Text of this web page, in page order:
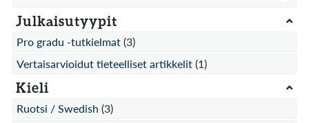
Julkaisutyypit
Pro gradu -tutkielmat (3)
Vertaisarvioidut tieteelliset artikkelit (1)
Kieli
Ruotsi / Swedish (3)